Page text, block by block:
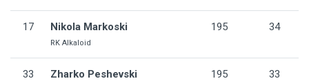
17 Nikola Markoski
RK Alkaloid
195 34
33 Zharko Peshevski 195 33